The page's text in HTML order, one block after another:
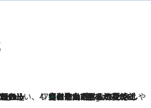
assiette dessert）」 47都道府県の手みやげ ひんやりスイーツで夏を満喫
3 Hours Ago
【和歌山県】この夏絶対食べたい 冷やしておいしいおやつ3選 みかんがごろっと丸ごと入ったジュレ